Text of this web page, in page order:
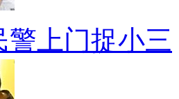
警上门捉小三